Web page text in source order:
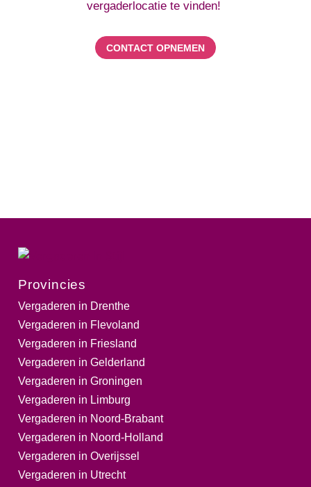
vergaderlocatie te vinden!
CONTACT OPNEMEN
Provincies
Vergaderen in Drenthe
Vergaderen in Flevoland
Vergaderen in Friesland
Vergaderen in Gelderland
Vergaderen in Groningen
Vergaderen in Limburg
Vergaderen in Noord-Brabant
Vergaderen in Noord-Holland
Vergaderen in Overijssel
Vergaderen in Utrecht